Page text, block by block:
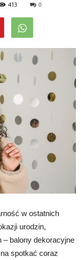
413 0
w ostatnich
urodzin,
balony dekoracyjne
spotkać coraz